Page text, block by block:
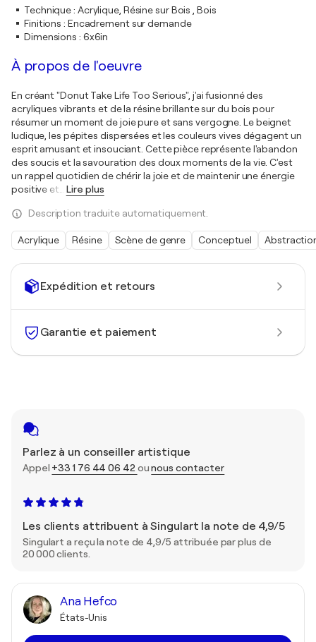
Expédition et retours
Garantie et paiement
Parlez à un conseiller artistique
Appel +33 1 76 44 06 42 ounous contacter
Les clients attribuent à Singulart la note de 4,9/5
Singulart a reçu la note de 4,9/5 attribuée par plus de
20 000 clients.
Ana Hefco
États-Unis
Technique: Acrylique, Résine sur Bois , Bois
Finitions : Encadrement sur demande
Dimensions : 6x6in
À propos de l'oeuvre
En créant "Donut Take Life Too Serious", j'ai fusionné des
acryliques vibrants et de la résine brillante sur du bois pour
résumer un moment de joie pure et sans vergogne. Le beignet
ludique, les pépites dispersées et les couleurs vives dégagent un
esprit amusant et insouciant. Cette pièce représente l'abandon
des soucis et la savouration des doux moments de la vie. C'est
un rappel quotidien de chérir la joie et de maintenir une énergie
positive et
Lire plus
Description traduite automatiquement.
Acrylique Résine Scène de genre Conceptuel